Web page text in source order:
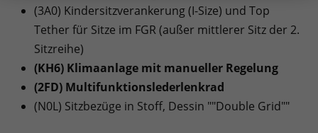
(3A0) Kindersitzverankerung (I-Size) und Top
Tether für Sitze im FGR (außer mittlerer Sitz der 2.
Sitzreihe)
(KH6) Klimaanlage mit manueller Regelung
(2FD) Multifunktionslederlenkrad
(N0L) Sitzbezüge in Stoff, Dessin ""Double Grid""